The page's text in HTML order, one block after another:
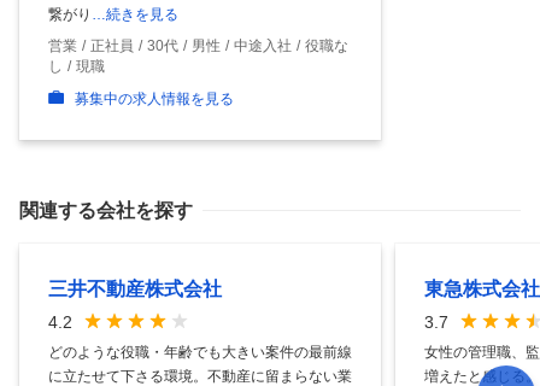
繋がり
…続きを見る
営業
正社員 30代 男性 中途入社
役職な
し
現職
募集中の求人情報を見る
関連する会社を探す
三井不動産株式会社
4.2
どのような役職・年齢でも大きい案件の最前線
に立たせて下さる環境。不動産に留まらない業
東急株式会社
3.7
女性の管理職、
増えたと感じる